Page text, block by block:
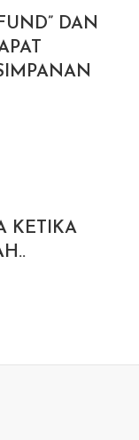
DAN
KETIKA